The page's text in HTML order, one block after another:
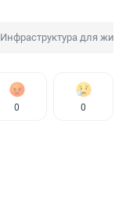
Инфраструктура для
0 0